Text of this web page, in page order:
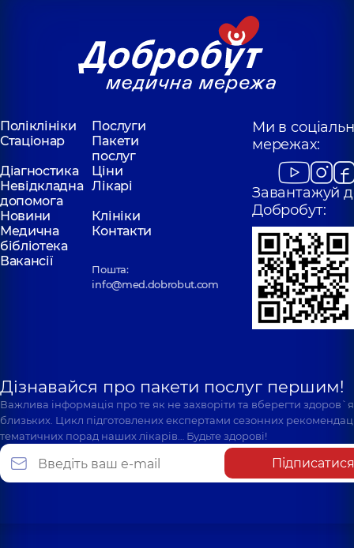
Поліклініки
Послуги
Стаціонар
Пакети
послуг
Діагностика
Ціни
Невідкладна
допомога
Лікарі
Новини
Клініки
Медична
бібліотека
Контакти
Вакансії
Пошта:
info@med.dobrobut.com
Ми в
мережах:
Завантажуй
Добробут:
Дізнавайся про пакети послуг першим!
Важлива інформація про те як не захворіти та вберегти
близьких. Цикл підготовлених експертами сезонних
тематичних порад наших лікарів… Будьте здорові!
Підписатися